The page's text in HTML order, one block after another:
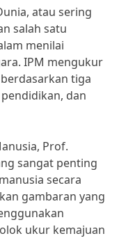
atau sering
salah satu
menilai
IPM mengukur
tiga
dan
Prof.
sangat penting
secara
gambaran yang
ukur kemajuan